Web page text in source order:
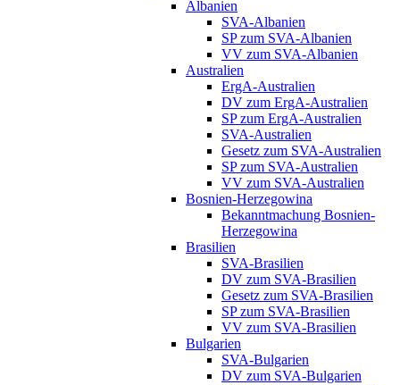
Albanien
SVA-Albanien
SP zum SVA-Albanien
VV zum SVA-Albanien
Australien
ErgA-Australien
DV zum ErgA-Australien
SP zum ErgA-Australien
SVA-Australien
Gesetz zum SVA-Australien
SP zum SVA-Australien
VV zum SVA-Australien
Bosnien-Herzegowina
Bekanntmachung Bosnien-
Herzegowina
Brasilien
SVA-Brasilien
DV zum SVA-Brasilien
Gesetz zum SVA-Brasilien
SP zum SVA-Brasilien
VV zum SVA-Brasilien
Bulgarien
SVA-Bulgarien
DV zum SVA-Bulgarien